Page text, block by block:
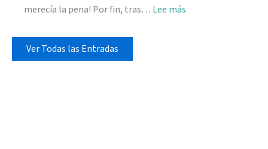
merecía la pena! Por fin, tras… Lee más
Ver Todas las Entradas